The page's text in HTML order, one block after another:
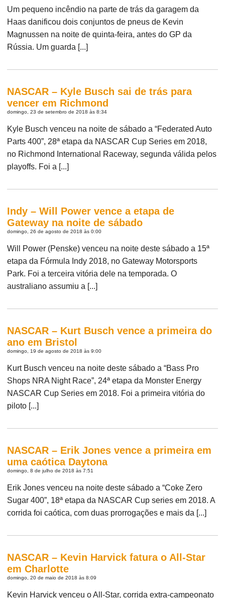
Um pequeno incêndio na parte de trás da garagem da
Haas danificou dois conjuntos de pneus de Kevin
Magnussen na noite de quinta-feira, antes do GP da
Rússia. Um guarda [...]
NASCAR – Kyle Busch sai de trás para
vencer em Richmond
domingo, 23 de setembro de 2018 às 8:34
Kyle Busch venceu na noite de sábado a “Federated Auto
Parts 400”, 28ª etapa da NASCAR Cup Series em 2018,
no Richmond International Raceway, segunda válida pelos
playoffs. Foi a [...]
Indy – Will Power vence a etapa de
Gateway na noite de sábado
domingo, 26 de agosto de 2018 às 0:00
Will Power (Penske) venceu na noite deste sábado a 15ª
etapa da Fórmula Indy 2018, no Gateway Motorsports
Park. Foi a terceira vitória dele na temporada. O
australiano assumiu a [...]
NASCAR – Kurt Busch vence a primeira do
ano em Bristol
domingo, 19 de agosto de 2018 às 9:00
Kurt Busch venceu na noite deste sábado a “Bass Pro
Shops NRA Night Race”, 24ª etapa da Monster Energy
NASCAR Cup Series em 2018. Foi a primeira vitória do
piloto [...]
NASCAR – Erik Jones vence a primeira em
uma caótica Daytona
domingo, 8 de julho de 2018 às 7:51
Erik Jones venceu na noite deste sábado a “Coke Zero
Sugar 400”, 18ª etapa da NASCAR Cup series em 2018. A
corrida foi caótica, com duas prorrogações e mais da [...]
NASCAR – Kevin Harvick fatura o All-Star
em Charlotte
domingo, 20 de maio de 2018 às 8:09
Kevin Harvick venceu o All-Star, corrida extra-campeonato